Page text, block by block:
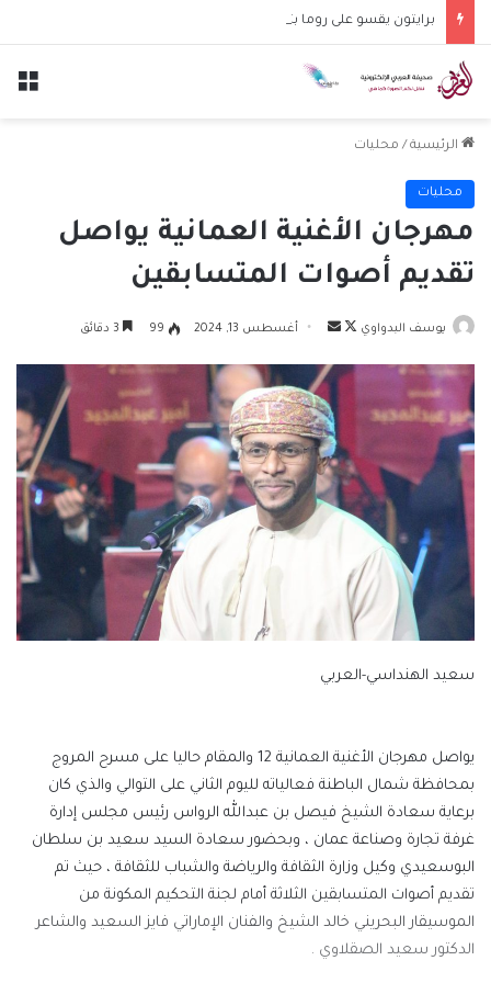
برايتون يقسو على روما بثلاثية نظيفة في مواجهة ودية
الرئيسية / محليات
محليات
مهرجان الأغنية العمانية يواصل
تقديم أصوات المتسابقين
يوسف البدواوي
تابع
X
أرسل
إلكترونيا
أغسطس 13, 2024 99
سعيد الهنداسي-العربي
يواصل مهرجان الأغنية العمانية 12 والمقام حاليا على مسرح المروج
بمحافظة شمال الباطنة فعالياته لليوم الثاني على التوالي والذي كان
برعاية سعادة الشيخ فيصل بن عبدالله الرواس رئيس مجلس إدارة
غرفة تجارة وصناعة عمان ، وبحضور سعادة السيد سعيد بن سلطان
البوسعيدي وكيل وزارة الثقافة والرياضة والشباب للثقافة ، حيث تم
تقديم أصوات المتسابقين الثلاثة أمام لجنة التحكيم المكونة من
الموسيقار البحريني خالد الشيخ والفنان الإماراتي فايز السعيد والشاعر
الدكتور سعيد الصقلاوي .